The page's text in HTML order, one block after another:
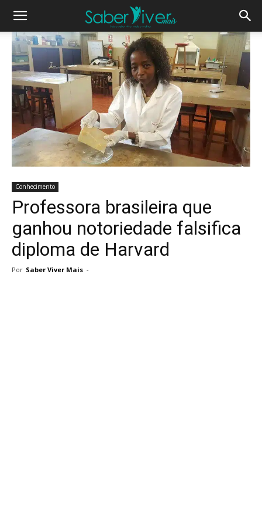
Conhecimento
Professora brasileira que
ganhou notoriedade falsifica
diploma de Harvard
Por Saber Viver Mais -